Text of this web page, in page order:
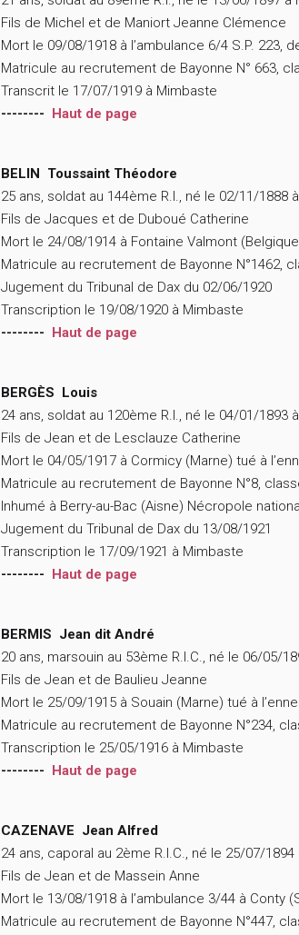
Fils de Michel et de Maniort Jeanne Clémence
Mort le 09/08/1918 à l’ambulance 6/4 S.P.
Matricule au recrutement de Bayonne N° 663,
Transcrit le 17/07/1919 à Mimbaste
-------- Haut de page
BELIN Toussaint Théodore
25 ans, soldat au 144ème R.I., né le 02/11/1888
Fils de Jacques et de Duboué Catherine
Mort le 24/08/1914 à Fontaine Valmont
Matricule au recrutement de Bayonne N°1462,
Jugement du Tribunal de Dax du 02/06/1920
Transcription le 19/08/1920 à Mimbaste
-------- Haut de page
BERGÈS Louis
24 ans, soldat au 120ème R.I., né le 04/01/1893
Fils de Jean et de Lesclauze Catherine
Mort le 04/05/1917 à Cormicy (Marne) tué à
Matricule au recrutement de Bayonne N°8,
Inhumé à Berry-au-Bac (Aisne) Nécropole
Jugement du Tribunal de Dax du 13/08/1921
Transcription le 17/09/1921 à Mimbaste
-------- Haut de page
BERMIS Jean dit André
20 ans, marsouin au 53ème R.I.C., né le 06/05/
Fils de Jean et de Baulieu Jeanne
Mort le 25/09/1915 à Souain (Marne) tué à
Matricule au recrutement de Bayonne N°234,
Transcription le 25/05/1916 à Mimbaste
-------- Haut de page
CAZENAVE Jean Alfred
24 ans, caporal au 2ème R.I.C., né le 25/07/
Fils de Jean et de Massein Anne
Mort le 13/08/1918 à l’ambulance 3/44 à
Matricule au recrutement de Bayonne N°447,